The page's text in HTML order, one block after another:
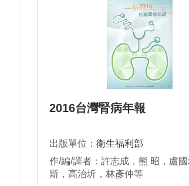
2016台灣腎病年報
出版單位： 衛生福利部
作/編/譯者：許志成，熊 昭，盧
斯，高治圻，林彥仲等